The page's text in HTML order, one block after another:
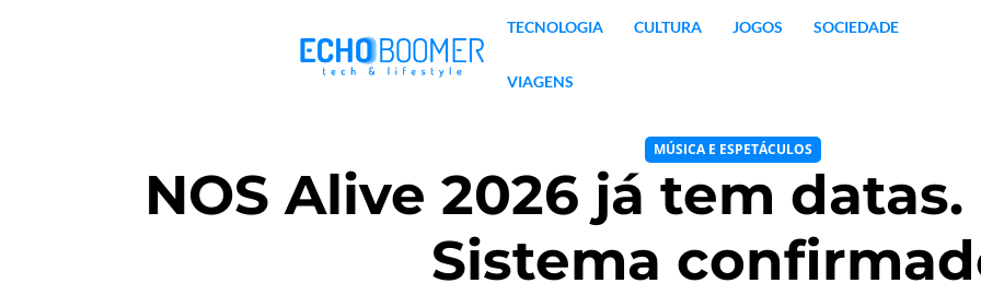
TECNOLOGIA CULTURA JOGOS SOCIEDADE
VIAGENS
MÚSICA E ESPETÁCULOS
NOS Alive 2026 já tem
Sistema